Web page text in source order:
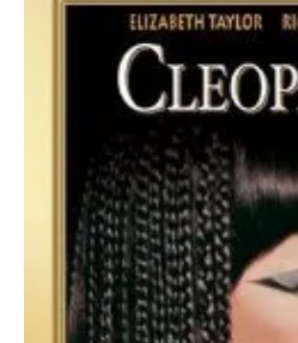
O poveste in care sexul se
confunda cu dragostea,
cinismul cu idealismul si
poezia cu umorul.
DESCARCĂ!